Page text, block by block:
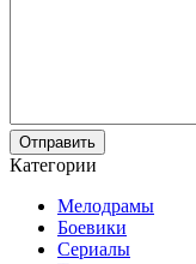
Отправить
Категории
Мелодрамы
Боевики
Сериалы